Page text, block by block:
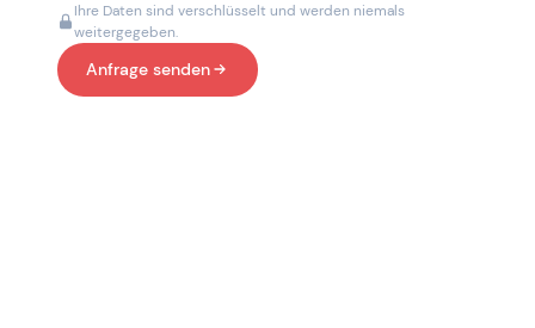
Ihre Daten sind verschlüsselt und werden niemals
weitergegeben.
Anfrage senden